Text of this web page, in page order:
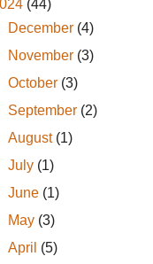
(44)
December (4)
November (3)
October (3)
September (2)
August (1)
July (1)
June (1)
May (3)
April (5)